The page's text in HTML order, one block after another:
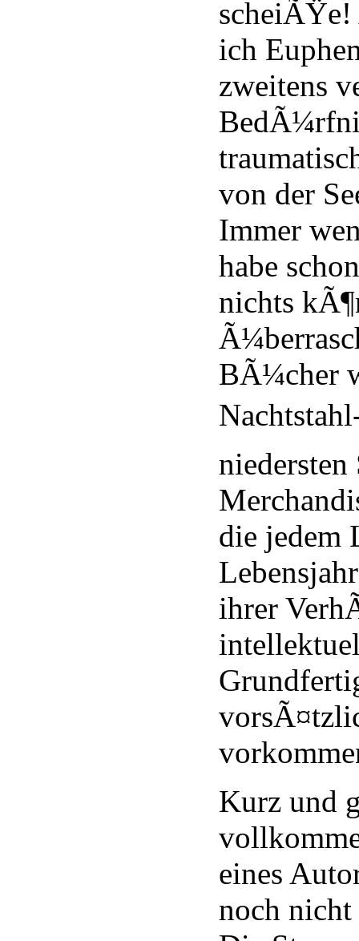
scheiÃŸe!
ich
zweitens
von der
Immer
habe
nichts
BÃ¼cher
die jedem
ihrer
Kurz und
eines
noch